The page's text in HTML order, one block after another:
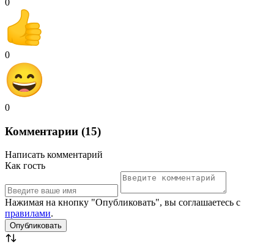
0
0
Комментарии (15)
Написать комментарий
Как гость
Нажимая на кнопку "Опубликовать", вы соглашаетесь с
правилами.